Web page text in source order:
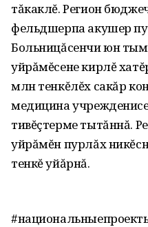
тăкаклĕ. Регион
фельдшерпа акушер
Больницăсенчи юн
уйрăмĕсене кирлĕ
млн тенкĕлĕх сакăр
медицина
тивĕçтерме тытăннă.
уйрăмĕн пурлăх
тенкĕ уйăрнă.